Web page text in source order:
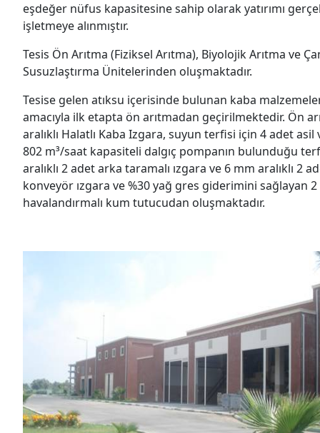
eşdeğer nüfus kapasitesine sahip olarak yatırımı
işletmeye alınmıştır.
Tesis Ön Arıtma (Fiziksel Arıtma), Biyolojik Arıtma ve
Susuzlaştırma Ünitelerinden oluşmaktadır.
Tesise gelen atıksu içerisinde bulunan kaba
amacıyla ilk etapta ön arıtmadan geçirilmektedir. Ön
aralıklı Halatlı Kaba Izgara, suyun terfisi için 4 adet asil
802 m³/saat kapasiteli dalgıç pompanın bulunduğu
aralıklı 2 adet arka taramalı ızgara ve 6 mm aralıklı 2
konveyör ızgara ve %30 yağ gres giderimini sağlayan
havalandırmalı kum tutucudan oluşmaktadır.